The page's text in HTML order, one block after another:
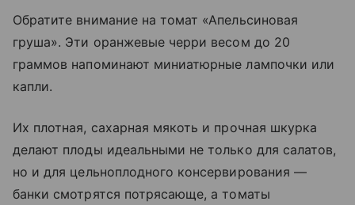
Обратите внимание на томат «Апельсиновая
груша». Эти оранжевые черри весом до 20
граммов напоминают миниатюрные лампочки или
капли.
Их плотная, сахарная мякоть и прочная шкурка
делают плоды идеальными не только для салатов,
но и для цельноплодного консервирования —
банки смотрятся потрясающе, а томаты